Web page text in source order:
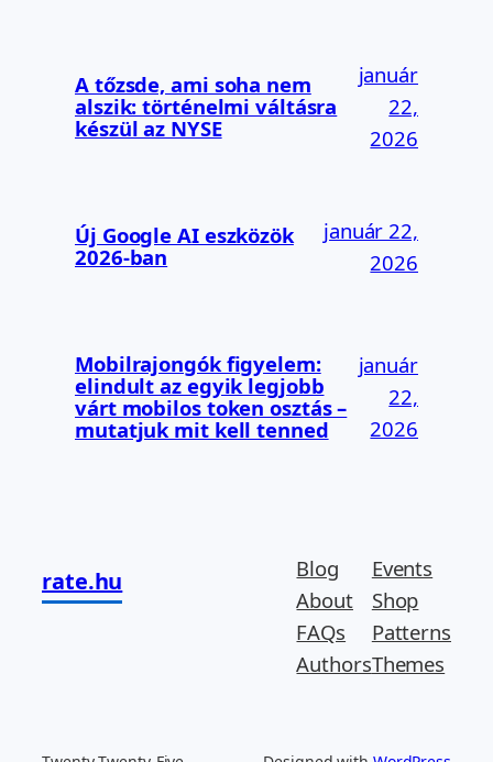
A tőzsde, ami soha nem
alszik: történelmi váltásra
készül az NYSE
január
22,
2026
Új Google AI eszközök
2026-ban
január 22,
2026
Mobilrajongók figyelem:
elindult az egyik legjobb
várt mobilos token osztás –
mutatjuk mit kell tenned
január
22,
2026
rate.hu
Blog
About
FAQs
Authors
Events
Shop
Patterns
Themes